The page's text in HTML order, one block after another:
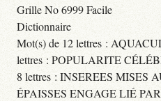
Grille No 6999 Facile
Dictionnaire
Mot(s) de 12 lettres :
lettres : POPULARITE
8 lettres : INSEREES MISES
ÉPAISSES ENGAGE LIÉ